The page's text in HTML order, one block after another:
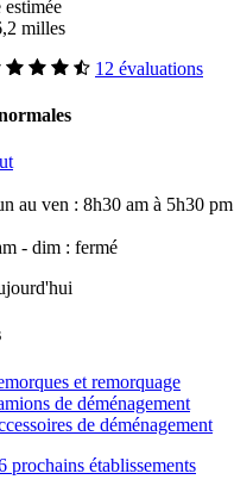
milles
12 évaluations
au ven : 8h30 am à 5h30 pm
- dim : fermé
et remorquage
de déménagement
de déménagement
prochains établissements